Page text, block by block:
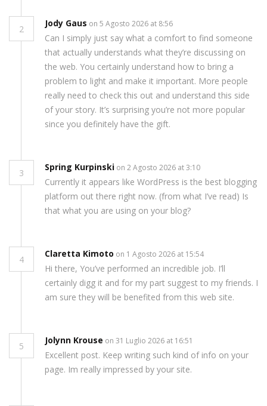
2
Jody Gaus on 5 Agosto 2026 at 8:56
Can I simply just say what a comfort to find someone
that actually understands what they’re discussing on
the web. You certainly understand how to bring a
problem to light and make it important. More people
really need to check this out and understand this side
of your story. It’s surprising you’re not more popular
since you definitely have the gift.
3
Spring Kurpinski on 2 Agosto 2026 at 3:10
Currently it appears like WordPress is the best blogging
platform out there right now. (from what I’ve read) Is
that what you are using on your blog?
4
Claretta Kimoto on 1 Agosto 2026 at 15:54
Hi there, You’ve performed an incredible job. I’ll
certainly digg it and for my part suggest to my friends. I
am sure they will be benefited from this web site.
5
Jolynn Krouse on 31 Luglio 2026 at 16:51
Excellent post. Keep writing such kind of info on your
page. Im really impressed by your site.